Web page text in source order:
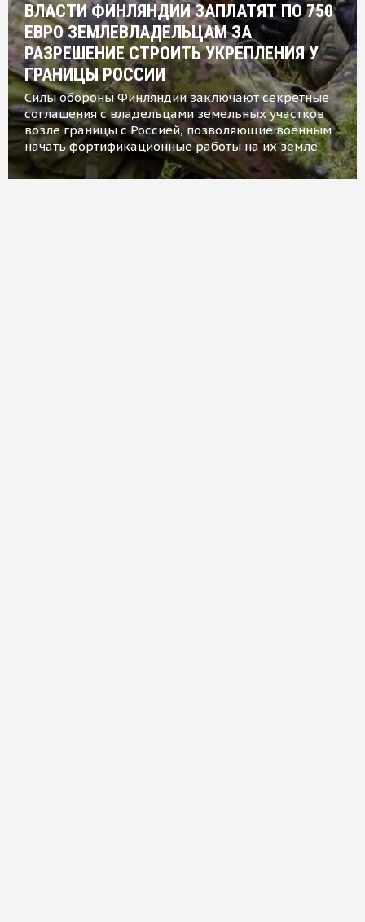
ВЛАСТИ ФИНЛЯНДИИ ЗАПЛАТЯТ ПО 750
ЕВРО ЗЕМЛЕВЛАДЕЛЬЦАМ ЗА
РАЗРЕШЕНИЕ СТРОИТЬ УКРЕПЛЕНИЯ У
ГРАНИЦЫ РОССИИ
Силы обороны Финляндии заключают секретные
соглашения с владельцами земельных участков
возле границы с Россией, позволяющие военным
начать фортификационные работы на их земле